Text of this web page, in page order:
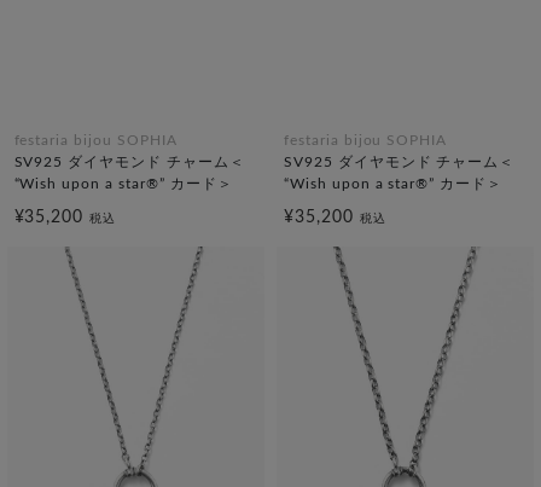
festaria bijou SOPHIA
SV925 ダイヤモンド チャーム＜
“Wish upon a star®” カード＞
¥35,200税込
festaria bijou SOPHIA
SV925 ダイヤモンド チャーム＜
“Wish upon a star®” カード＞
¥35,200 税込